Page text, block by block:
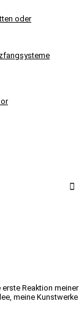
oder
erste Reaktion meiner
meine Kunstwerke